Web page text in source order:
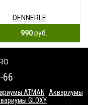
DENNERLE
990руб.
66
ATMAN
Аквариумы
GLOXY